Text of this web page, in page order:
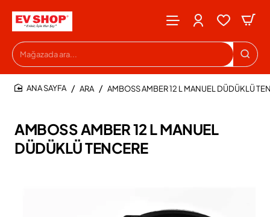
Mağazada
ara...
AMBOSS AMBER 12 L MANUEL
DÜDÜKLÜ TENCERE
ARA AMBOSS AMBER 12 L MANUEL DÜDÜKLÜ